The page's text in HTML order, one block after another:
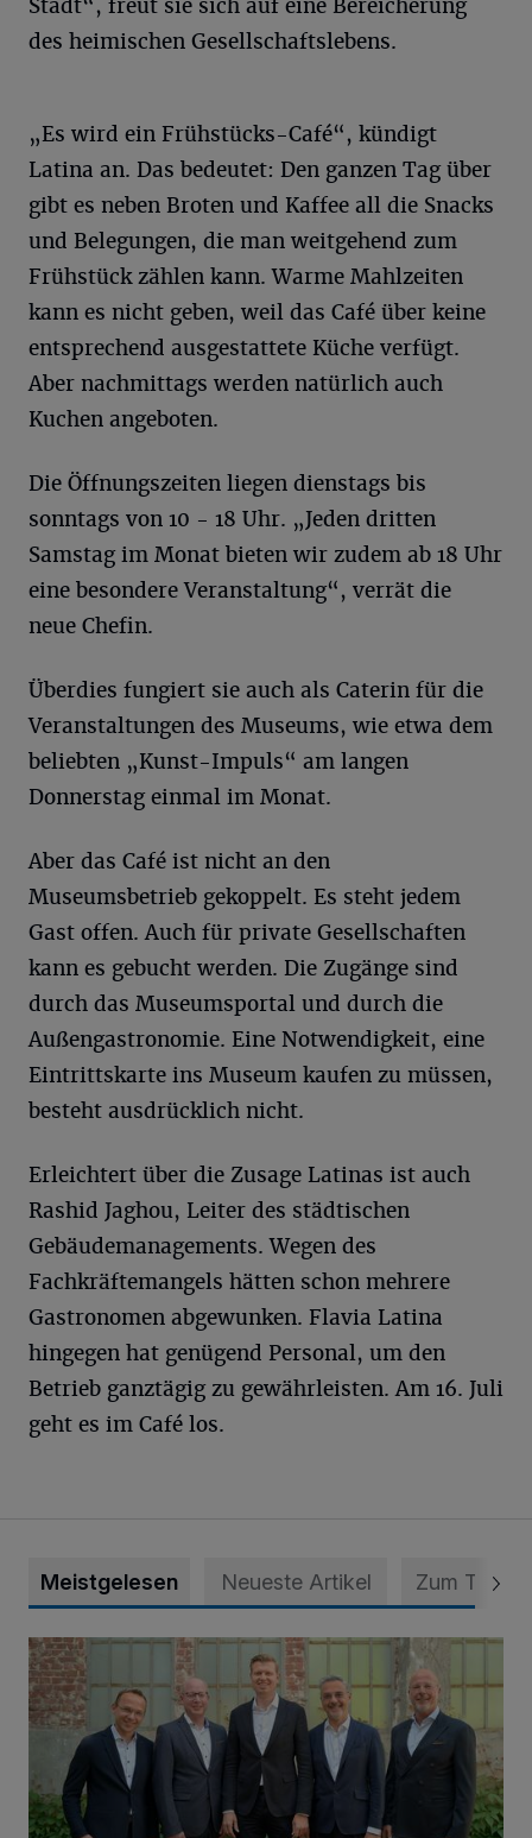
Stadt“, freut sie sich auf eine Bereicherung
des heimischen Gesellschaftslebens.
„Es wird ein Frühstücks-Café“, kündigt
Latina an. Das bedeutet: Den ganzen Tag über
gibt es neben Broten und Kaffee all die Snacks
und Belegungen, die man weitgehend zum
Frühstück zählen kann. Warme Mahlzeiten
kann es nicht geben, weil das Café über keine
entsprechend ausgestattete Küche verfügt.
Aber nachmittags werden natürlich auch
Kuchen angeboten.
Die Öffnungszeiten liegen dienstags bis
sonntags von 10 - 18 Uhr. „Jeden dritten
Samstag im Monat bieten wir zudem ab 18 Uhr
eine besondere Veranstaltung“, verrät die
neue Chefin.
Überdies fungiert sie auch als Caterin für die
Veranstaltungen des Museums, wie etwa dem
beliebten „Kunst-Impuls“ am langen
Donnerstag einmal im Monat.
Aber das Café ist nicht an den
Museumsbetrieb gekoppelt. Es steht jedem
Gast offen. Auch für private Gesellschaften
kann es gebucht werden. Die Zugänge sind
durch das Museumsportal und durch die
Außengastronomie. Eine Notwendigkeit, eine
Eintrittskarte ins Museum kaufen zu müssen,
besteht ausdrücklich nicht.
Erleichtert über die Zusage Latinas ist auch
Rashid Jaghou, Leiter des städtischen
Gebäudemanagements. Wegen des
Fachkräftemangels hätten schon mehrere
Gastronomen abgewunken. Flavia Latina
hingegen hat genügend Personal, um den
Betrieb ganztägig zu gewährleisten. Am 16. Juli
geht es im Café los.
Meistgelesen Neueste Artikel Zum Thema
Herbrand Gruppe stellt Geschäftsführung neu auf